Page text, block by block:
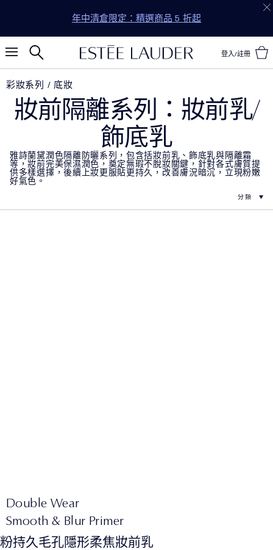
年中清倉限定：精選商品 5 折起
登入/註冊
彩妝系列 底妝
妝前隔離系列：妝前乳/
飾底乳
雅詩蘭黛潤色隔離防曬系列，包含括妝前乳、飾底乳與隔離霜
等，妝前完美保濕潤色，奠定無瑕不脫妝關鍵，針對各式膚質提
供多樣選擇，後續上妝更服貼更持久，改善膚況暗沉，立現粉嫩
好氣色。
Double Wear
Smooth & Blur Primer
粉持久毛孔隱形柔焦妝前乳